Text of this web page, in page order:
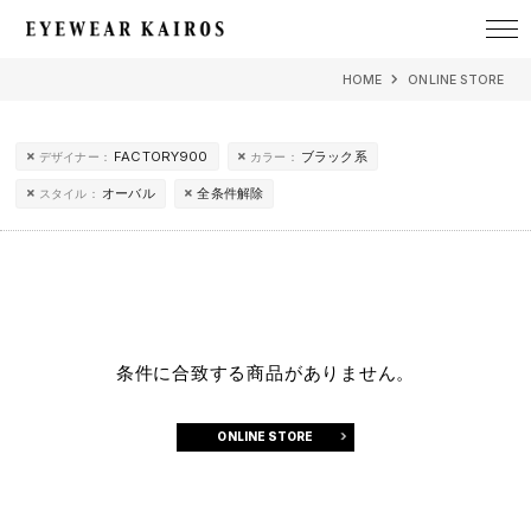
HOME ONLINE STORE
デザイナー： FACTORY900 カラー： ブラック系
スタイル： オーバル 全条件解除
条件に合致する商品がありません。
ONLINE STORE